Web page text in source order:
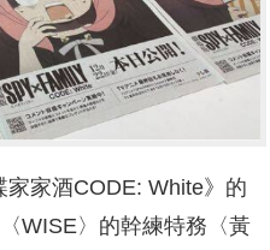
家家酒CODE: White》的
WISE〉的幹練特務〈黃